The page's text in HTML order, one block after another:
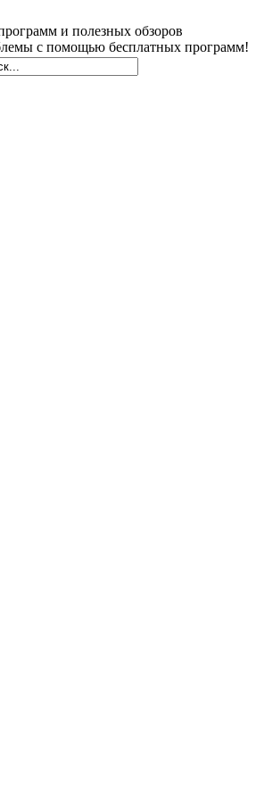
и полезных обзоров
с помощью бесплатных программ!